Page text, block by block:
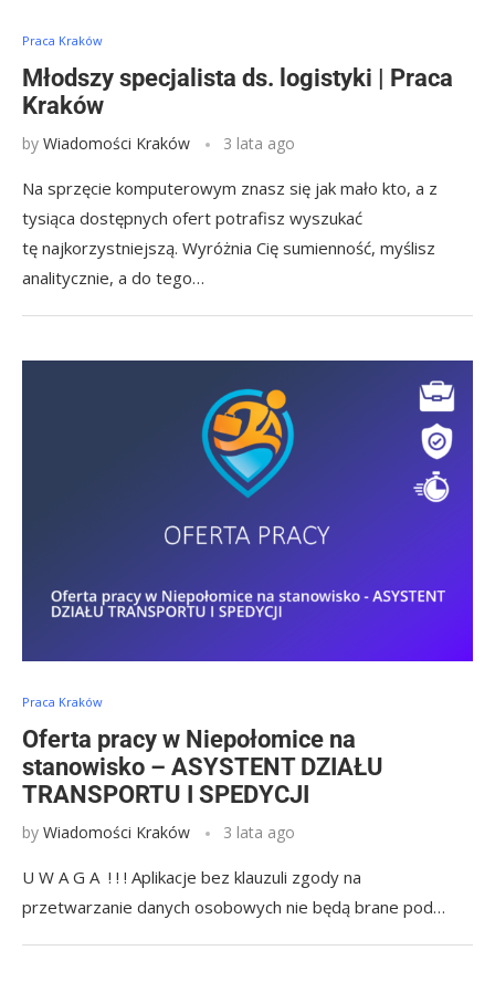
Praca Kraków
Młodszy specjalista ds. logistyki | Praca
Kraków
by Wiadomości Kraków 3 lata ago
Na sprzęcie komputerowym znasz się jak mało kto, a z
tysiąca dostępnych ofert potrafisz wyszukać
tę najkorzystniejszą. Wyróżnia Cię sumienność, myślisz
analitycznie, a do tego…
Praca Kraków
Oferta pracy w Niepołomice na
stanowisko – ASYSTENT DZIAŁU
TRANSPORTU I SPEDYCJI
by Wiadomości Kraków 3 lata ago
U W A G A ! ! ! Aplikacje bez klauzuli zgody na
przetwarzanie danych osobowych nie będą brane pod…